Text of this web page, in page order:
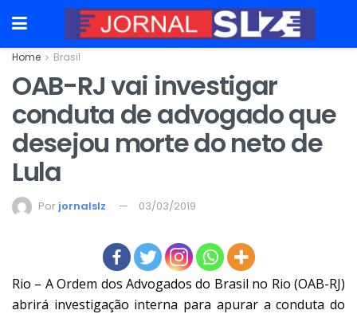
Home Brasil
OAB-RJ vai investigar
conduta de advogado que
desejou morte do neto de
Lula
Por jornalslz 03/03/2019
Rio – A Ordem dos Advogados do Brasil no Rio (OAB-RJ)
abrirá investigação interna para apurar a conduta do